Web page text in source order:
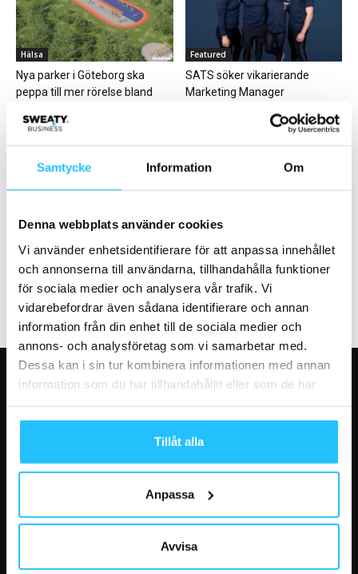
Samtycke Information Om
Denna webbplats använder cookies
Vi använder enhetsidentifierare för att anpassa innehållet
och annonserna till användarna, tillhandahålla funktioner
för sociala medier och analysera vår trafik. Vi
vidarebefordrar även sådana identifierare och annan
information från din enhet till de sociala medier och
annons- och analysföretag som vi samarbetar med.
Dessa kan i sin tur kombinera informationen med annan
information som du har tillhandahållit eller som de har
Tillåt alla
Anpassa
Avvisa
Hälsa
Nya parker i Göteborg ska
peppa till mer rörelse bland
Featured
SATS söker vikarierande
Marketing Manager
Marknadsföring
Göteborgsvarvet
Business
det Danska Försvaret
VÅRA FAVORITER
konsolideringsfas – och...
Sensopro förändrar vårt sätt att värma upp,
steg för steg